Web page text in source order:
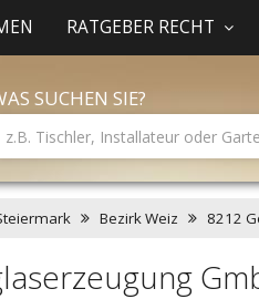
RATGEBER RECHT
SUCHEN SIE?
Bezirk Weiz 8212